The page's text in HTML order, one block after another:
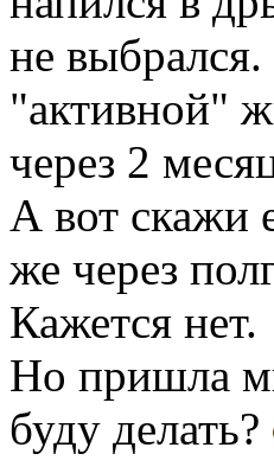
не
"активной"
через 2
А вот скажи
же через
Кажется нет.
Но пришла
буду делать?